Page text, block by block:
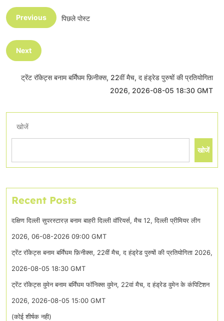
Previous पिछले पोस्ट
Next
ट्रेंट रॉकेट्स बनाम बर्मिंघम फ़िनीक्स, 22वीं मैच, द हंड्रेड पुरुषों की प्रतियोगिता
2026, 2026-08-05 18:30 GMT
खोजें
खोजें
Recent Posts
दक्षिण दिल्ली सुपरस्टारज़ बनाम बाहरी दिल्ली वॉरियर्स, मैच 12, दिल्ली प्रीमियर लीग
2026, 06-08-2026 09:00 GMT
ट्रेंट रॉकेट्स बनाम बर्मिंघम फ़िनीक्स, 22वीं मैच, द हंड्रेड पुरुषों की प्रतियोगिता 2026,
2026-08-05 18:30 GMT
ट्रेंट रॉकेट्स वुमेन बनाम बर्मिंघम फॉनिक्स वुमेन, 22वां मैच, द हंड्रेड वुमेन के कंपिटिशन
2026, 2026-08-05 15:00 GMT
(कोई शीर्षक नही)